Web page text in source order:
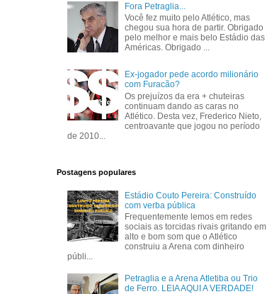
Fora Petraglia...
Você fez muito pelo Atlético, mas
chegou sua hora de partir. Obrigado
pelo melhor e mais belo Estádio das
Américas. Obrigado ...
Ex-jogador pede acordo milionário
com Furacão?
Os prejuízos da era + chuteiras
continuam dando as caras no
Atlético. Desta vez, Frederico Nieto,
centroavante que jogou no período
de 2010...
Postagens populares
Estádio Couto Pereira: Construído
com verba pública
Frequentemente lemos em redes
sociais as torcidas rivais gritando em
alto e bom som que o Atlético
construiu a Arena com dinheiro
públi...
Petraglia e a Arena Atletiba ou Trio
de Ferro. LEIA AQUI A VERDADE!